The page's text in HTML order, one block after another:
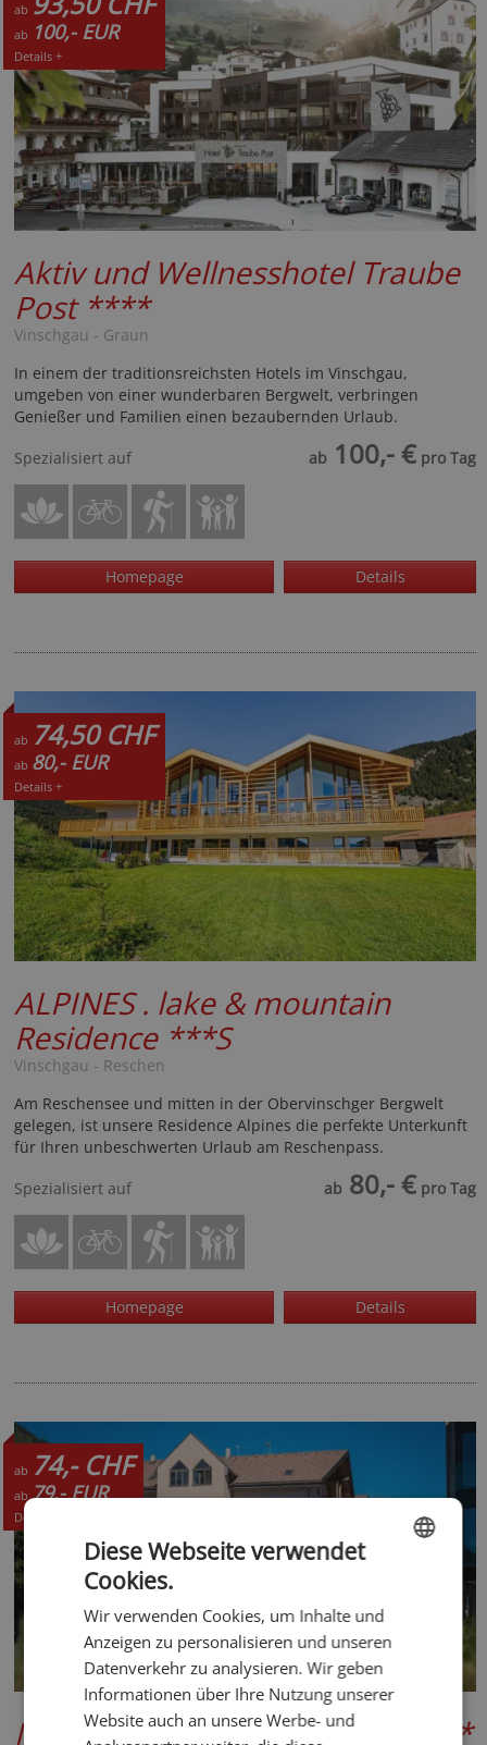
ab
ab 100,- EUR
Details +
Aktiv und Wellnesshotel Traube
Post ****
Vinschgau - Graun
In einem der traditionsreichsten Hotels im Vinschgau,
umgeben von einer wunderbaren Bergwelt, verbringen
Genießer und Familien einen bezaubernden Urlaub.
Spezialisiert auf
ab 100,- € pro Tag
Homepage Details
ab 74,50 CHF
ab 80,- EUR
Details +
ALPINES . lake & mountain
Residence ***S
Vinschgau - Reschen
Am Reschensee und mitten in der Obervinschger Bergwelt
gelegen, ist unsere Residence Alpines die perfekte Unterkunft
für Ihren unbeschwerten Urlaub am Reschenpass.
Spezialisiert auf
ab 80,- € pro Tag
Homepage Details
ab 74,- CHF
ab79,- EUR
Details +
Mountain Living Apartments ***
GERMAN
Diese Webseite verwendet
Cookies.
Wir verwenden Cookies, um Inhalte und
Anzeigen zu personalisieren und unseren
Datenverkehr zu analysieren. Wir geben
Informationen über Ihre Nutzung unserer
Website auch an unsere Werbe- und